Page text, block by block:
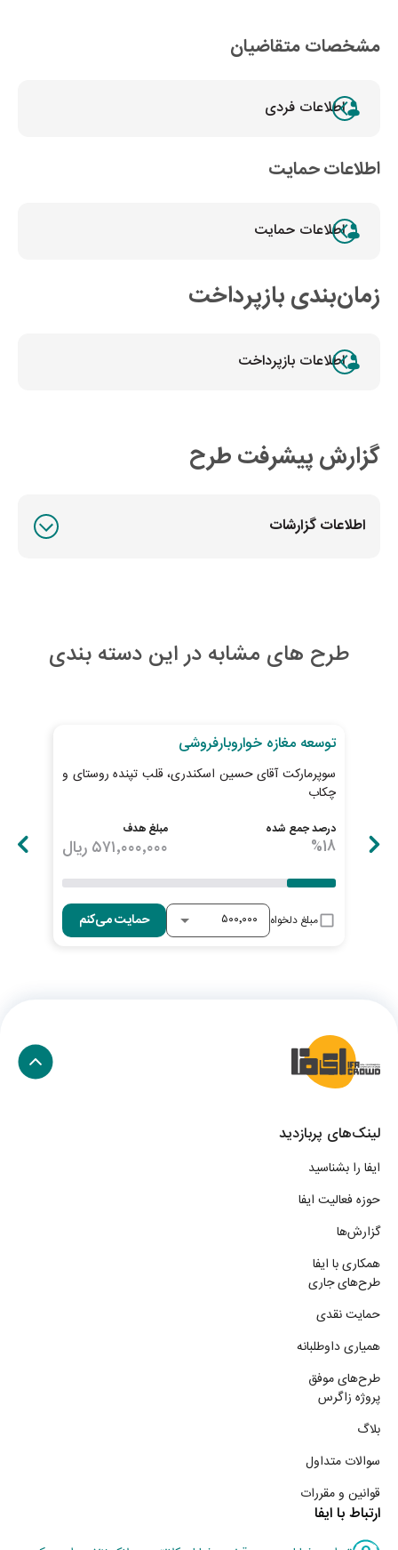
مشخصات متقاضیان
اطلاعات فردی
اطلاعات حمایت
اطلاعات حمایت
زمان‌بندی بازپرداخت
اطلاعات بازپرداخت
گزارش پیشرفت طرح
اطلاعات گزارشات
طرح های مشابه در این دسته بندی
توسعه مغازه خواروبارفروشی
سوپرمارکت آقای حسین اسکندری، قلب تپنده روستای و
چکاب
درصد جمع شده
%18
مبلغ هدف
۵۷۱٬۰۰۰٬۰۰۰ ریال
مبلغ دلخواه حمایت می‌کنم
لینک‌های پربازدید
ایفا را بشناسید
حوزه فعالیت ایفا
گزارش‌ها
همکاری با ایفا
طرح‌های جاری
حمایت نقدی
همیاری داوطلبانه
طرح‌های موفق
پروژه زاگرس
بلاگ
سوالات متداول
قوانین و مقررات
ارتباط با ایفا